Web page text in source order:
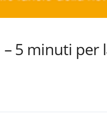
– 5 minuti per